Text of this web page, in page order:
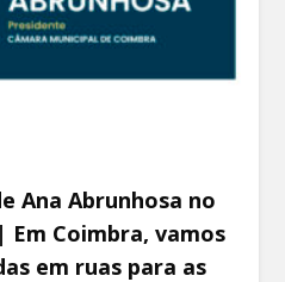
Ana Abrunhosa no
Coimbra, vamos
em ruas para as